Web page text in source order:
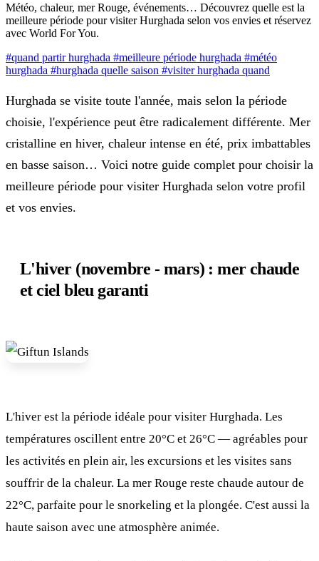
Météo, chaleur, mer Rouge, événements… Découvrez quelle est la
meilleure période pour visiter Hurghada selon vos envies et réservez
avec World For You.
#quand partir hurghada #meilleure période hurghada #météo
hurghada #hurghada quelle saison #visiter hurghada quand
Hurghada se visite toute l'année, mais selon la période
choisie, l'expérience peut être radicalement différente. Mer
cristalline en hiver, chaleur intense en été, prix imbattables
en basse saison… Voici notre guide complet pour choisir la
meilleure période pour visiter Hurghada selon votre profil
et vos envies.
L'hiver (novembre - mars) : mer chaude
et ciel bleu garanti
L'hiver est la période idéale pour visiter Hurghada. Les
températures oscillent entre 20°C et 26°C — agréables pour
les activités en plein air, les excursions et les visites sans
souffrir de la chaleur. La mer Rouge reste chaude autour de
22°C, parfaite pour le snorkeling et la plongée. C'est aussi la
haute saison avec une atmosphère animée.